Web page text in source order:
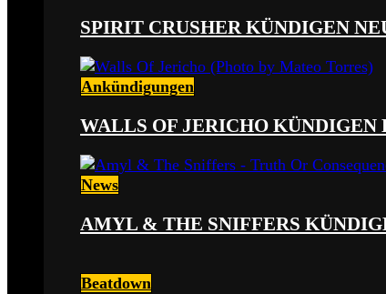
SPIRIT CRUSHER KÜNDIGEN
Ankündigungen
WALLS OF JERICHO KÜNDIGEN
News
AMYL & THE SNIFFERS
Beatdown